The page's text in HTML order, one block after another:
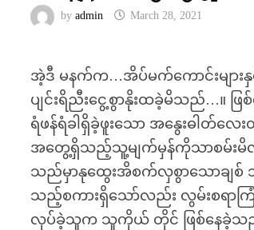
byadmin March 28, 2021
အဲ့ဒီ မနက်က…အိပ်မက်ကောင်းများနှ
ပျင်းရိညီးငွေ့စွာနိုးထခဲ့မိသည်…။ ဖ
ရံဖန်ရံခါရှိခဲ့ဖူးသော အနွေးဓါတ်လ
အတွေ့ရှိသည့်သူ့မျက်မှန်ကိုသာစမ်း
သည်မှာနုထွေးအိစက်လှစွာသောချစ်
သည့်စကားရှိသော်လည်း လွမ်းစရာကြုံ
လုပ်ခဲ့သူက သူကိုယ် တိုင် ဖြစ်နေခဲ့သည်လ